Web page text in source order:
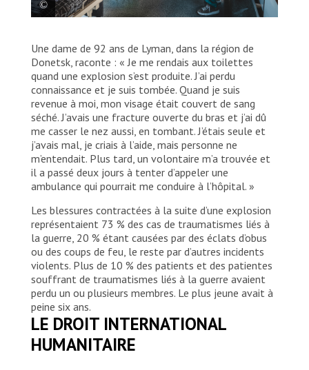
L’équipe médicale du service des soins
intensifs à bord du train médicalisé de MSF
examine et stabilise un patient au cours du
voyage de Pokvrosk, dans l’est de l’Ukraine,
vers Lviv, dans l’ouest du pays. Un voyage
d’environ 20 heures.
Andrii Ovod
Une dame de 92 ans de Lyman, dans la région de
Donetsk, raconte : « Je me rendais aux toilettes
quand une explosion s’est produite. J’ai perdu
connaissance et je suis tombée. Quand je suis
revenue à moi, mon visage était couvert de sang
séché. J’avais une fracture ouverte du bras et j’ai dû
me casser le nez aussi, en tombant. J’étais seule et
j’avais mal, je criais à l’aide, mais personne ne
m’entendait. Plus tard, un volontaire m’a trouvée et
il a passé deux jours à tenter d’appeler une
ambulance qui pourrait me conduire à l’hôpital. »
Les blessures contractées à la suite d’une explosion
représentaient 73 % des cas de traumatismes liés à
la guerre, 20 % étant causées par des éclats d’obus
ou des coups de feu, le reste par d’autres incidents
violents. Plus de 10 % des patients et des patientes
souffrant de traumatismes liés à la guerre avaient
perdu un ou plusieurs membres. Le plus jeune avait à
peine six ans.
LE DROIT INTERNATIONAL
HUMANITAIRE